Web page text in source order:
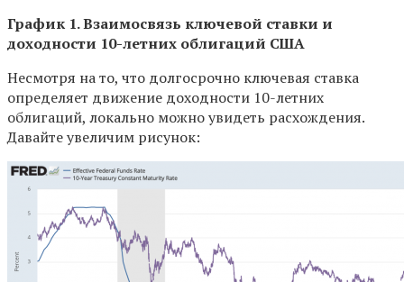
График 1. Взаимосвязь ключевой ставки и
доходности 10-летних облигаций США
Несмотря на то, что долгосрочно ключевая ставка
определяет движение доходности 10-летних
облигаций, локально можно увидеть расхождения.
Давайте увеличим рисунок: